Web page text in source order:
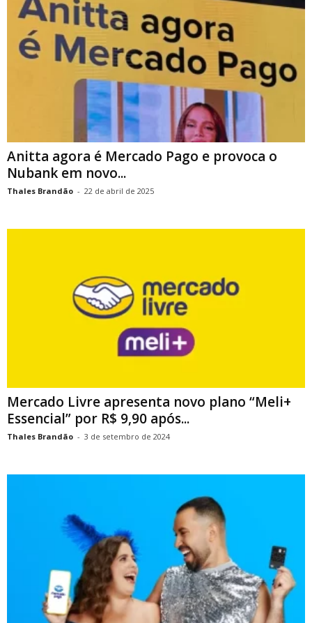
Anitta agora é Mercado Pago e provoca o
Nubank em novo...
Thales Brandão - 22 de abril de 2025
Mercado Livre apresenta novo plano “Meli+
Essencial” por R$ 9,90 após...
Thales Brandão - 3 de setembro de 2024